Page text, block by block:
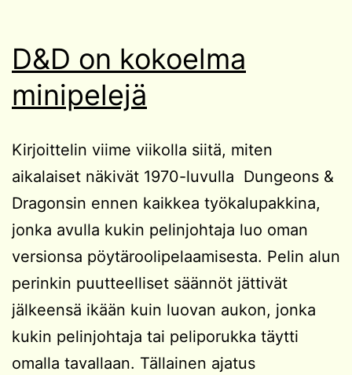
D&D on kokoelma
minipelejä
Kirjoittelin viime viikolla siitä, miten
aikalaiset näkivät 1970-luvulla Dungeons &
Dragonsin ennen kaikkea työkalupakkina,
jonka avulla kukin pelinjohtaja luo oman
versionsa pöytäroolipelaamisesta. Pelin alun
perinkin puutteelliset säännöt jättivät
jälkeensä ikään kuin luovan aukon, jonka
kukin pelinjohtaja tai peliporukka täytti
omalla tavallaan. Tällainen ajatus